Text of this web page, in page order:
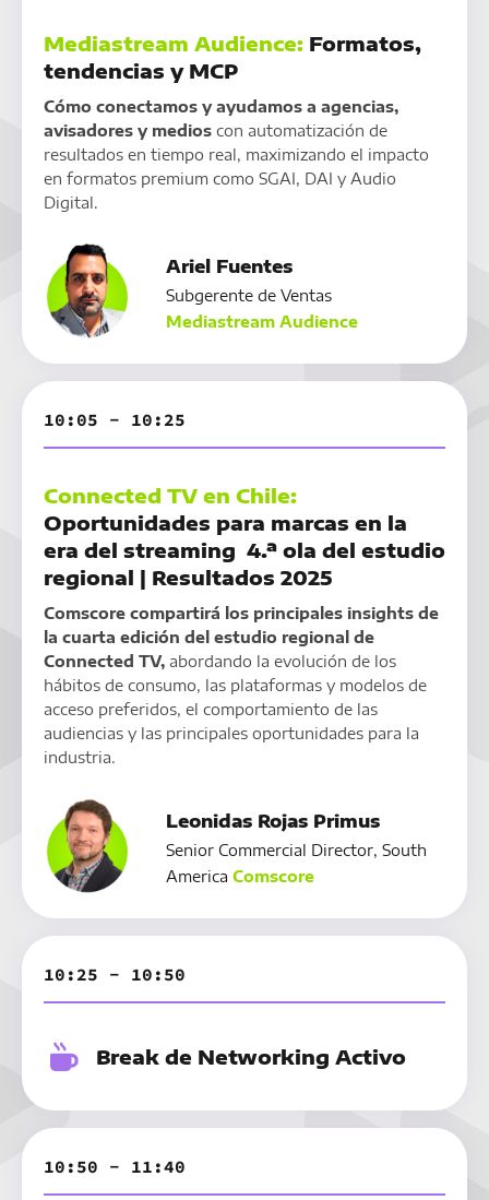
Mediastream Audience: Formatos,
tendencias y MCP
Cómo conectamos y ayudamos a agencias,
avisadores y medios con automatización de
resultados en tiempo real, maximizando el impacto
en formatos premium como SGAI, DAI y Audio
Digital.
Ariel Fuentes
Subgerente de Ventas
Mediastream Audience
10:05 - 10:25
Connected TV en Chile:
Oportunidades para marcas en la
era del streaming 4.ª ola del estudio
regional | Resultados 2025
Comscore compartirá los principales insights de
la cuarta edición del estudio regional de
Connected TV, abordando la evolución de los
hábitos de consumo, las plataformas y modelos de
acceso preferidos, el comportamiento de las
audiencias y las principales oportunidades para la
industria.
Leonidas Rojas Primus
Senior Commercial Director, South
AmericaComscore
10:25 - 10:50
Break de Networking Activo
10:50 - 11:40